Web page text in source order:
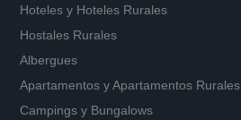
Hoteles y Hoteles Rurales
Hostales Rurales
Albergues
Apartamentos yApartamentos Rurales
Campings y Bungalows